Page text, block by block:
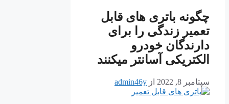
چگونه باتری های قابل
تعمیر زندگی را برای
دارندگان خودرو
الکتریکی آسانتر میکنند
سپتامبر 8, 2022 از admin46y